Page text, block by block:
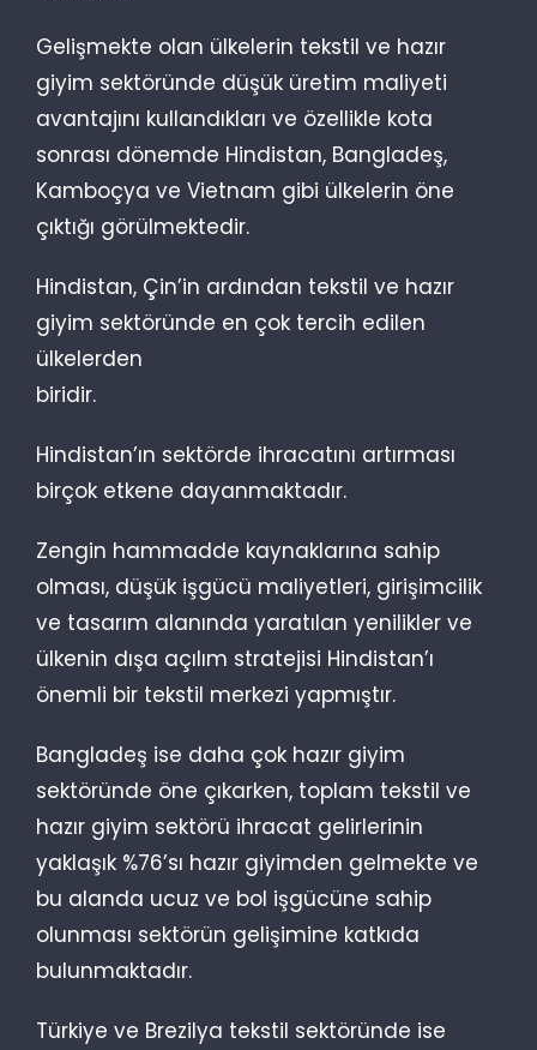
Gelişmekte olan ülkelerin tekstil ve hazır
giyim sektöründe düşük üretim maliyeti
avantajını kullandıkları ve özellikle kota
sonrası dönemde Hindistan, Bangladeş,
Kamboçya ve Vietnam gibi ülkelerin öne
çıktığı görülmektedir.
Hindistan, Çin’in ardından tekstil ve hazır
giyim sektöründe en çok tercih edilen
ülkelerden
biridir.
Hindistan’ın sektörde ihracatını artırması
birçok etkene dayanmaktadır.
Zengin hammadde kaynaklarına sahip
olması, düşük işgücü maliyetleri, girişimcilik
ve tasarım alanında yaratılan yenilikler ve
ülkenin dışa açılım stratejisi Hindistan’ı
önemli bir tekstil merkezi yapmıştır.
Bangladeş ise daha çok hazır giyim
sektöründe öne çıkarken, toplam tekstil ve
hazır giyim sektörü ihracat gelirlerinin
yaklaşık %76’sı hazır giyimden gelmekte ve
bu alanda ucuz ve bol işgücüne sahip
olunması sektörün gelişimine katkıda
bulunmaktadır.
Türkiye ve Brezilya tekstil sektöründe ise